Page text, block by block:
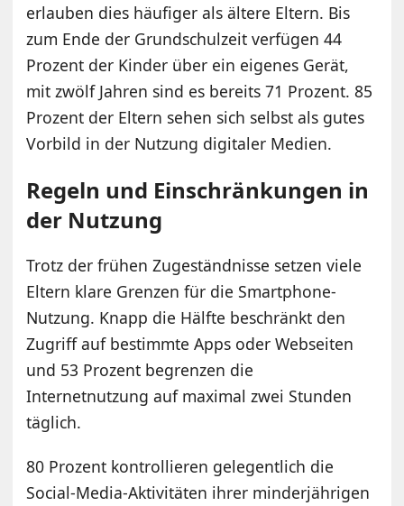
erlauben dies häufiger als ältere Eltern. Bis
zum Ende der Grundschulzeit verfügen 44
Prozent der Kinder über ein eigenes Gerät,
mit zwölf Jahren sind es bereits 71 Prozent. 85
Prozent der Eltern sehen sich selbst als gutes
Vorbild in der Nutzung digitaler Medien.
Regeln und Einschränkungen in
der Nutzung
Trotz der frühen Zugeständnisse setzen viele
Eltern klare Grenzen für die Smartphone-
Nutzung. Knapp die Hälfte beschränkt den
Zugriff auf bestimmte Apps oder Webseiten
und 53 Prozent begrenzen die
Internetnutzung auf maximal zwei Stunden
täglich.
80 Prozent kontrollieren gelegentlich die
Social-Media-Aktivitäten ihrer minderjährigen